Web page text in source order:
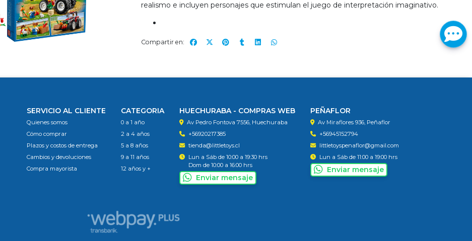
realismo e incluyen personajes que estimulan el juego de interpretación imaginativo.
Compartir en:
SERVICIO AL CLIENTE
Quienes somos
Cómo comprar
Plazos y costos de entrega
Cambios y devoluciones
Compra mayorista
CATEGORIA
0 a 1 año
2 a 4 años
5 a 8 años
9 a 11 años
12 años y +
HUECHURABA - COMPRAS WEB
Av Pedro Fontova 7556, Huechuraba
+56920217385
tienda@littletoys.cl
Lun a Sáb de 10:00 a 19:30 hrs
Dom de 10:00 a 16:00 hrs
Enviar mensaje
PEÑAFLOR
Av Miraflores 936, Peñaflor
+56945152794
littletoyspenaflor@gmail.com
Lun a Sáb de 11:00 a 19:00 hrs
Enviar mensaje